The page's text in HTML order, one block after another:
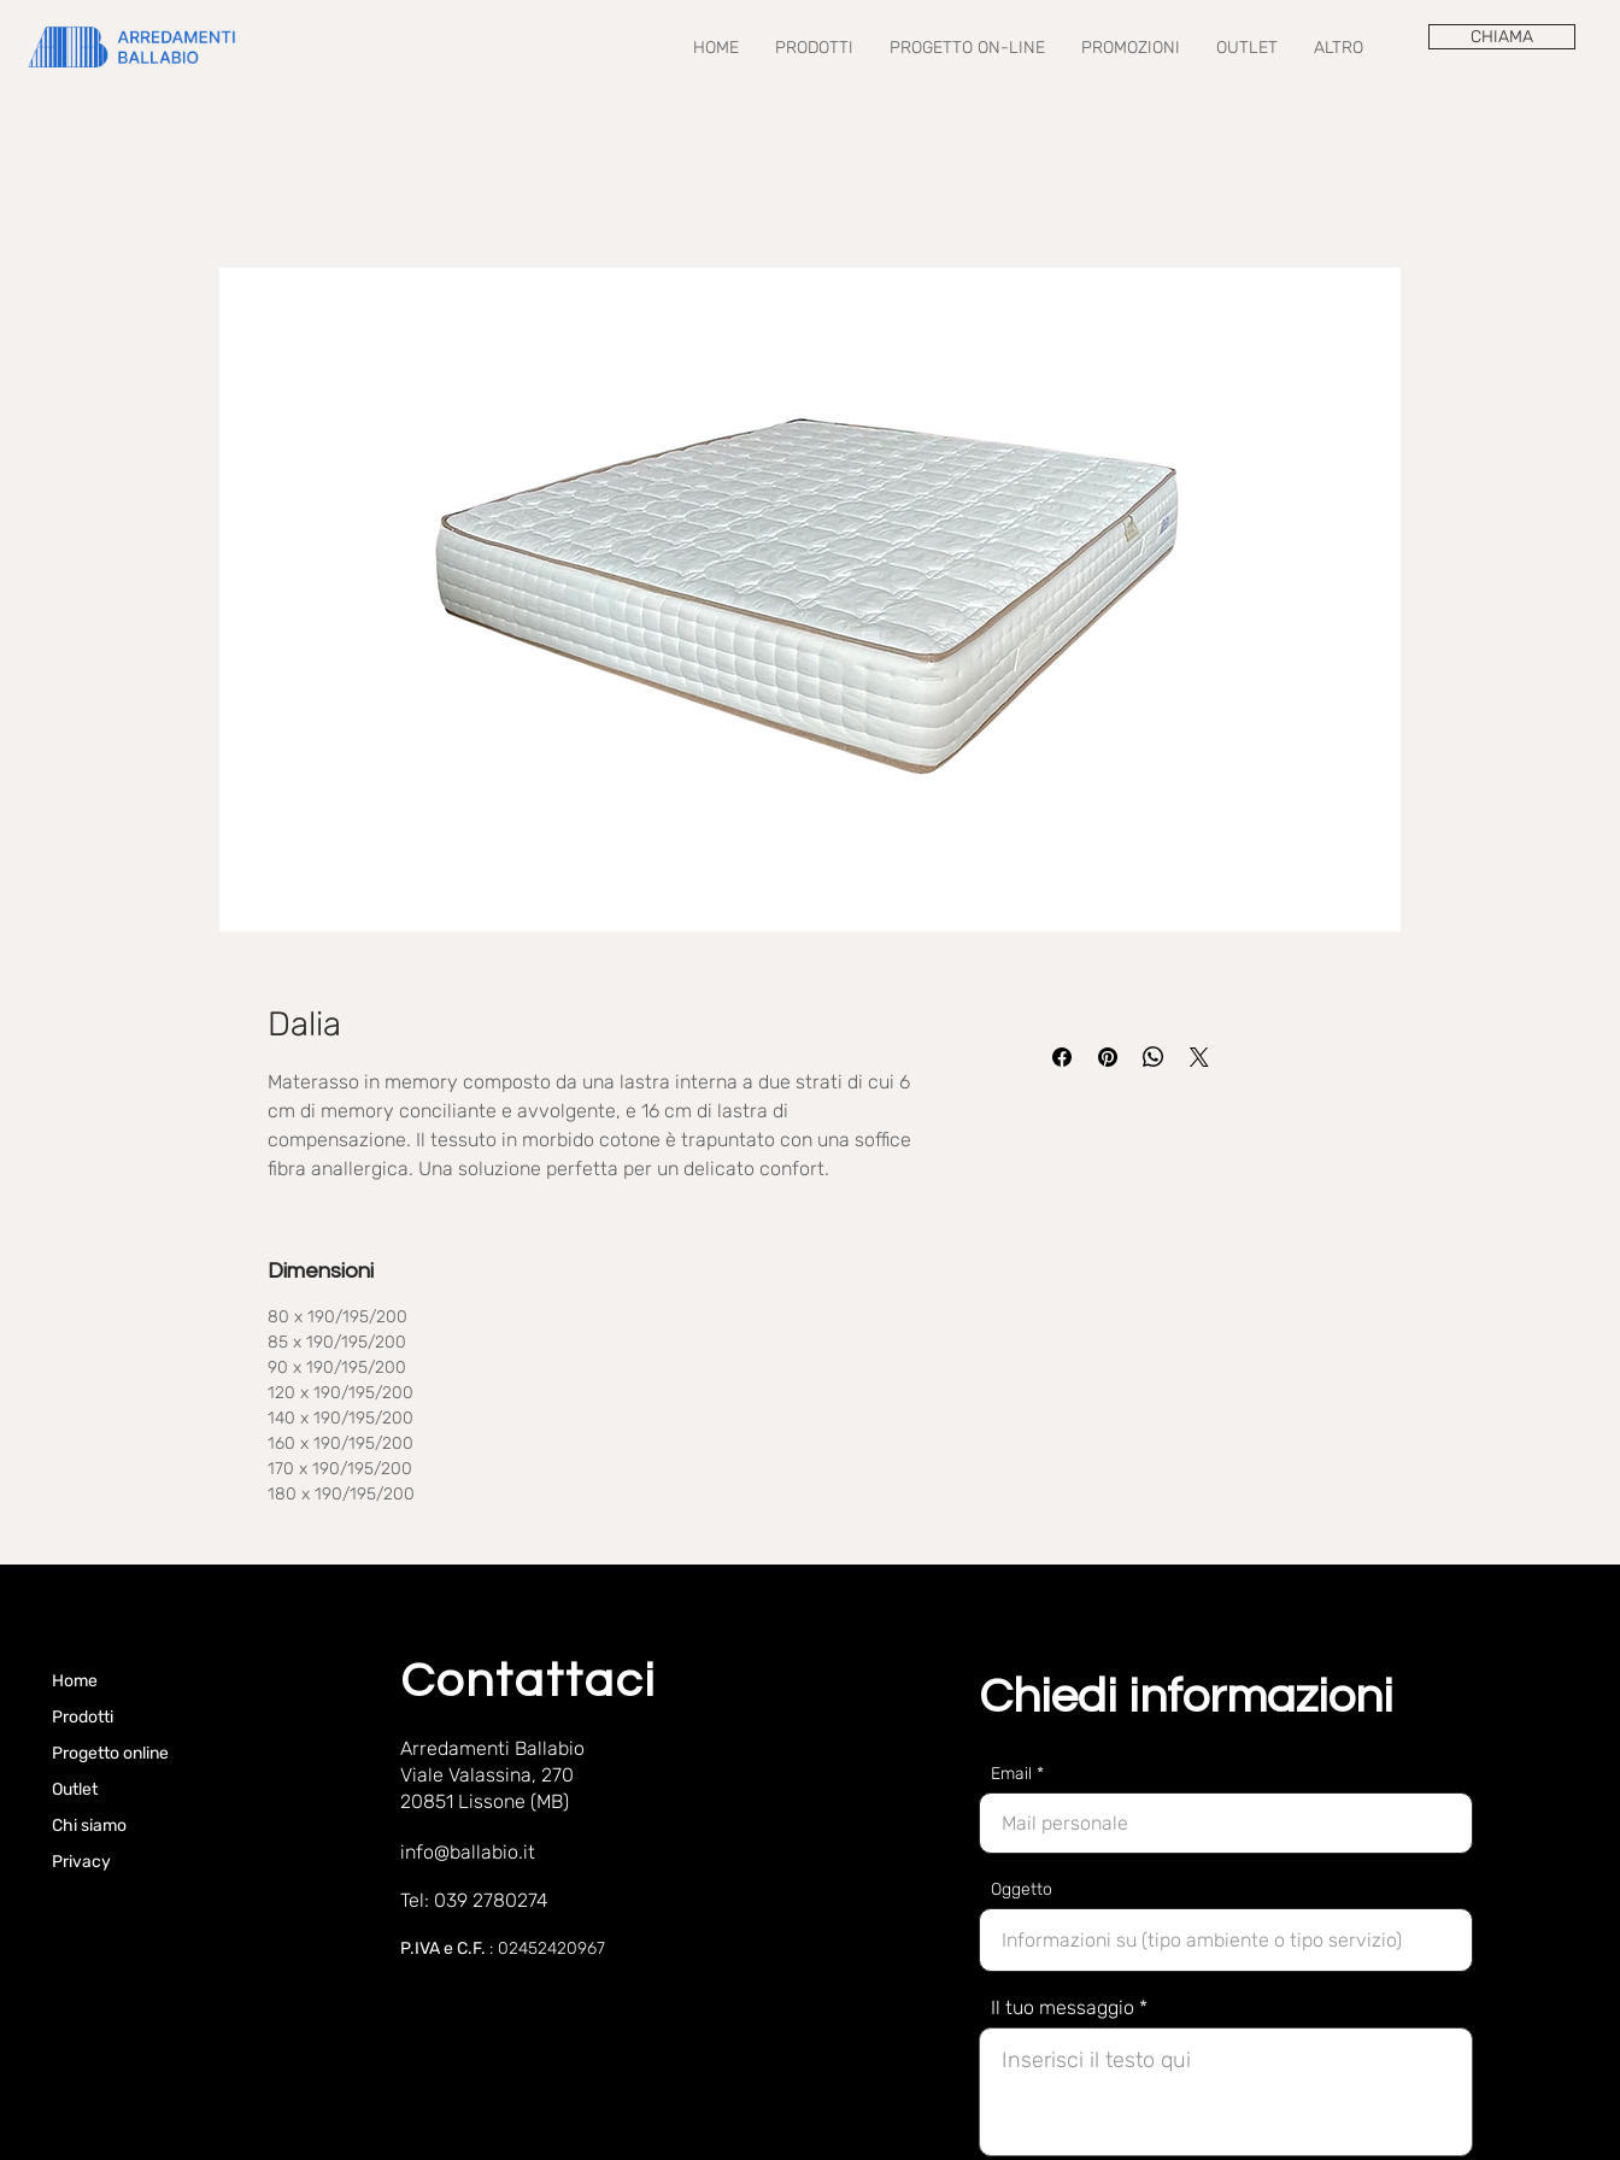
HOME PRODOTTI PROGETTO ON-LINE PROMOZIONI OUTLET ALTRO
CHIAMA
Dalia
Materasso in memory composto da una lastra interna a due strati di cui 6
cm di memory conciliante e avvolgente, e 16 cm di lastra di
compensazione. Il tessuto in morbido cotone è trapuntato con una soffice
fibra anallergica. Una soluzione perfetta per un delicato confort.
Dimensioni
80 x 190/195/200
85 x 190/195/200
90 x 190/195/200
120 x 190/195/200
140 x 190/195/200
160 x 190/195/200
170 x 190/195/200
180 x 190/195/200
Home
Prodotti
Progetto online
Outlet
Chi siamo
Privacy
Contattaci
Arredamenti Ballabio
Viale Valassina, 270
20851 Lissone (MB)
info@ballabio.it
Tel: 039 2780274
P.IVA e C.F. : 02452420967
Chiedi informazioni
Email
Oggetto
Il tuo messaggio